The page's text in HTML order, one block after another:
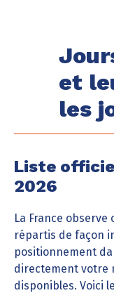
et
les
Liste
2026
La France observe
répartis de façon
positionnement
directement votre
disponibles. Voici le